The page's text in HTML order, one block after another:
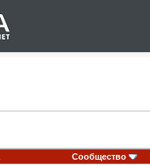
Сообщество